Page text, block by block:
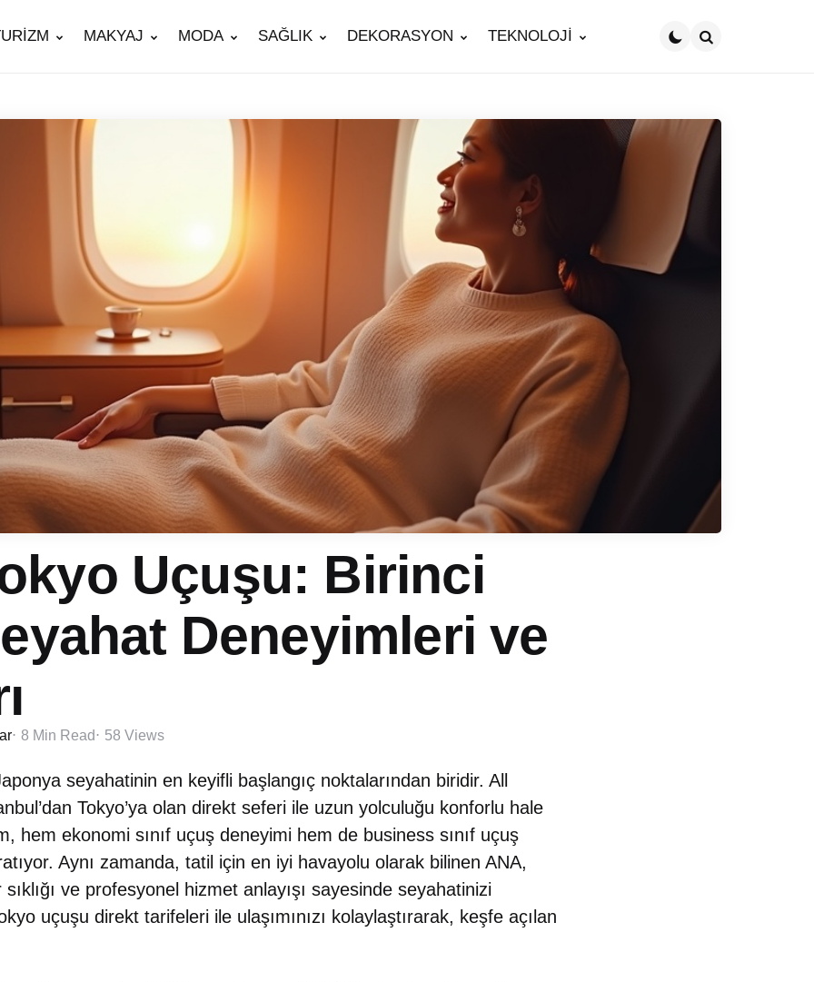
MAKYAJ MODA SAĞLIK DEKORASYON TEKNOLOJİ
Uçuşu: Birinci
Deneyimleri ve
8 Min Read 58 Views
seyahatinin en keyifli başlangıç noktalarından biridir. All
Tokyo’ya olan direkt seferi ile uzun yolculuğu konforlu hale
hem ekonomi sınıf uçuş deneyimi hem de business sınıf uçuş
Aynı zamanda, tatil için en iyi havayolu olarak bilinen ANA,
ve profesyonel hizmet anlayışı sayesinde seyahatinizi
uçuşu direkt tarifeleri ile ulaşımınızı kolaylaştırarak, keşfe açılan